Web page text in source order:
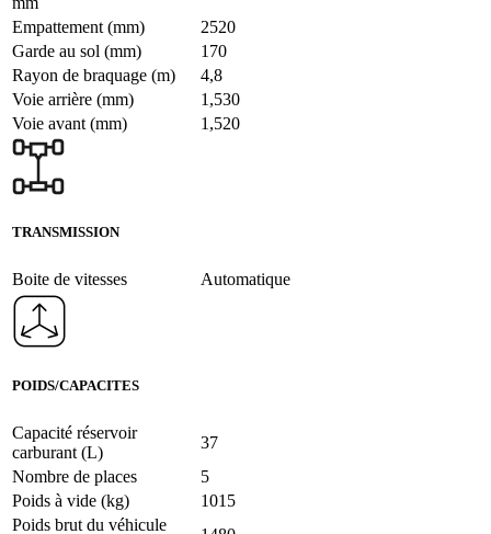
Empattement (mm)
2520
Garde au sol (mm)
170
Rayon de braquage (m)
4,8
Voie arrière (mm)
1,530
Voie avant (mm)
1,520
TRANSMISSION
Boite de vitesses Automatique
POIDS/CAPACITES
Capacité réservoir
carburant (L)
37
Nombre de places
5
Poids à vide (kg)
1015
Poids brut du véhicule